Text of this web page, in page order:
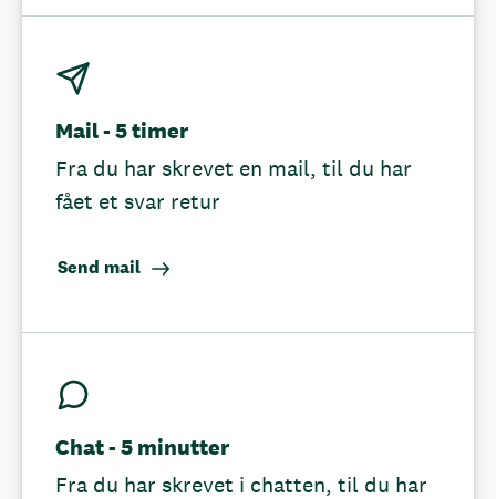
Mail - 5 timer
Fra du har skrevet en mail, til du har
fået et svar retur
Send mail
Chat - 5 minutter
Fra du har skrevet i chatten, til du har